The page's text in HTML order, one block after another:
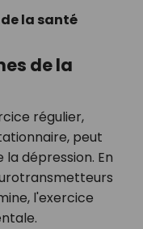
la santé
de la
régulier,
peut
dépression. En
l'exercice